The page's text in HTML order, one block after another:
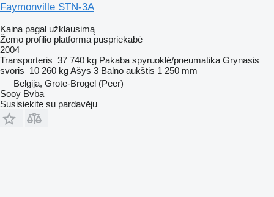
Faymonville STN-3A
Kaina pagal užklausimą
Žemo profilio platforma puspriekabė
2004
Transporteris 37 740 kg Pakaba spyruoklė/pneumatika Grynasis
svoris 10 260 kgAšys 3 Balno aukštis 1 250 mm
Belgija, Grote-Brogel (Peer)
Sooy Bvba
Susisiekite su pardavėju